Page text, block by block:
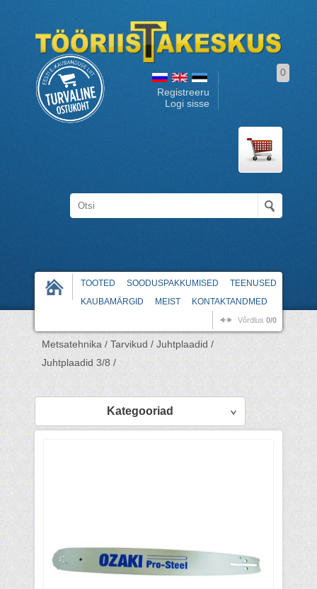
Registreeru
Logi sisse
0
TOOTED SOODUSPAKKUMISED
TEENUSED
KAUBAMÄRGID
MEIST KONTAKTANDMED
Võrdlus 0/0
Metsatehnika / Tarvikud / Juhtplaadid /
Juhtplaadid 3/8 /
Kategooriad